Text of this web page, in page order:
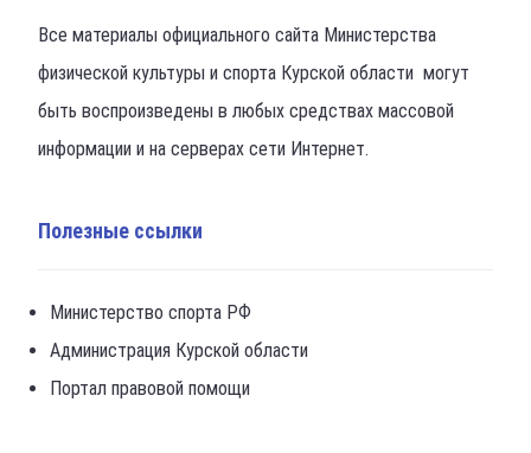
Все материалы официального сайта Министерства
физической культуры и спорта Курской области могут
быть воспроизведены в любых средствах массовой
информации и на серверах сети Интернет.
Полезные ссылки
Министерство спорта РФ
Администрация Курской области
Портал правовой помощи